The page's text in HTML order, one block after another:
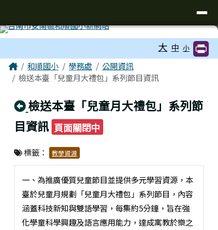
大 中 小
主內容區域
Home和順國小 學務處
公開資訊
檢送本臺「兒童月大禮包」系列節目資訊
回上頁
檢送本臺「兒童月大禮包」系列節
目資訊 頁面關閉中
標籤： 教學資源
一、為推廣優質兒童節目並提供多元學習資源，本
臺於兒童月規劃「兒童月大禮包」系列節目，內容
涵蓋科技新知與雙語學習，每集約5分鐘，旨在強
化學童科學興趣及語言應用能力，達成寓教於樂之
頁尾區域